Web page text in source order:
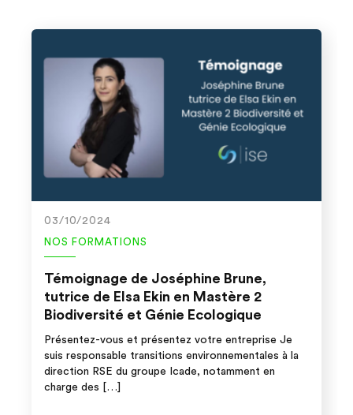
03/10/2024
NOS FORMATIONS
Témoignage de Joséphine Brune,
tutrice de Elsa Ekin en Mastère 2
Biodiversité et Génie Ecologique
Présentez-vous et présentez votre entreprise Je
suis responsable transitions environnementales à la
direction RSE du groupe Icade, notamment en
charge des […]